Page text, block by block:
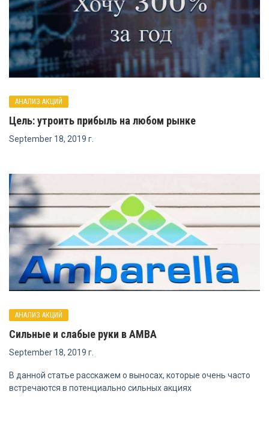
АНАЛИЗ АКЦИЙ
Цель: утроить прибыль на любом рынке
September 18, 2019 г.
АНАЛИЗ АКЦИЙ
Сильные и слабые руки в AMBA
September 18, 2019 г.
В данной статье расскажем о выносах, которые очень часто
встречаются в потенциально сильных акциях